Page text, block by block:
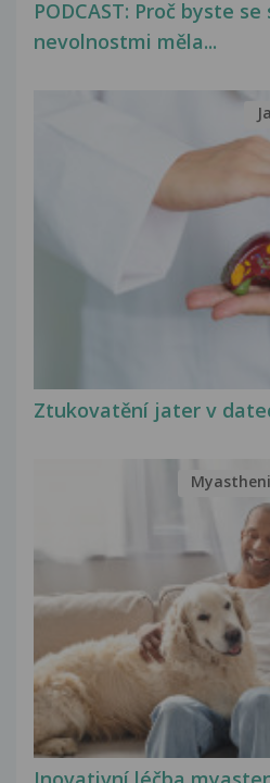
PODCAST: Proč byste
nevolnostmi měla...
Ztukovatění jater v